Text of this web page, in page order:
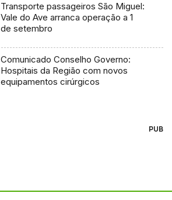
Transporte passageiros São Miguel:
Vale do Ave arranca operação a 1
de setembro
Comunicado Conselho Governo:
Hospitais da Região com novos
equipamentos cirúrgicos
PUB